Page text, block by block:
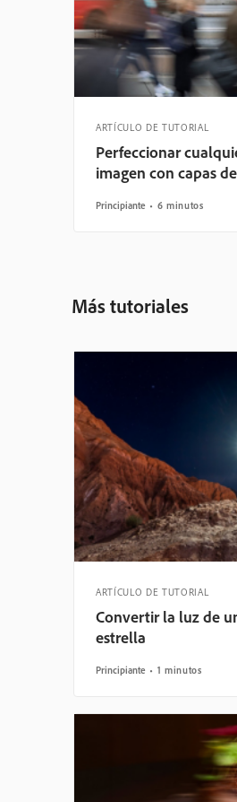
ARTÍCULO DE TUTORIAL
Perfeccionar
imagen con capas
Principiante 6 minutos
Más tutoriales
ARTÍCULO DE TUTORIAL
Convertir la luz de
estrella
Principiante 1 minutos